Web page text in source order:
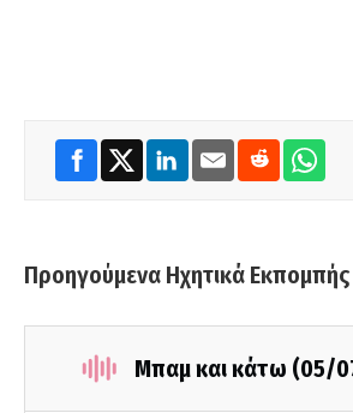
Προηγούμενα Ηχητικά Εκπομπής
Μπαμ και κάτω (05/